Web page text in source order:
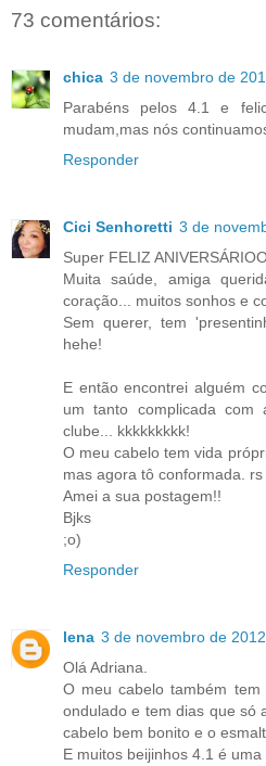
73 comentários:
chica 3 de novembro de
Parabéns pelos 4.1 e
mudam,mas nós
Responder
Cici Senhoretti 3 de
Super FELIZ
Muita saúde, amiga
coração... muitos sonhos e
Sem querer, tem
hehe!
E então encontrei alguém
um tanto complicada com
clube... kkkkkkkkk!
O meu cabelo tem vida
mas agora tô conformada. rs
Amei a sua postagem!!
Bjks
;o)
Responder
lena 3 de novembro de
Olá Adriana.
O meu cabelo também
ondulado e tem dias que só
cabelo bem bonito e o
E muitos beijinhos 4.1 é uma